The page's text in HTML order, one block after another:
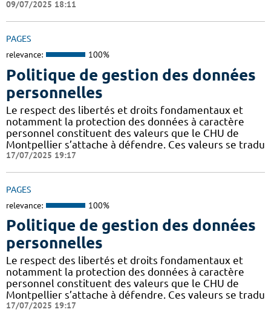
09/07/2025 18:11
PAGES
relevance: 100%
Politique de gestion des données
personnelles
Le respect des libertés et droits fondamentaux et
notamment la protection des données à caractère
personnel constituent des valeurs que le CHU de
Montpellier s’attache à défendre. Ces valeurs se tradu
17/07/2025 19:17
PAGES
relevance: 100%
Politique de gestion des données
personnelles
Le respect des libertés et droits fondamentaux et
notamment la protection des données à caractère
personnel constituent des valeurs que le CHU de
Montpellier s’attache à défendre. Ces valeurs se tradu
17/07/2025 19:17